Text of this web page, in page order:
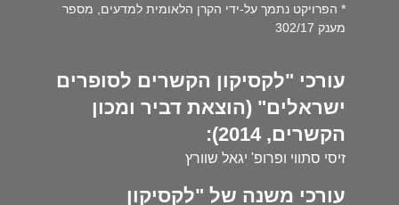
* הפרויקט נתמך על-ידי הקרן הלאומית למדעים, מספר
מענק 302/17
עורכי "לקסיקון הקשרים לסופרים
ישראלים" (הוצאת דביר ומכון
הקשרים, 2014):
זיסי סתווי ופרופ' יגאל שוורץ
עורכי משנה של "לקסיקון